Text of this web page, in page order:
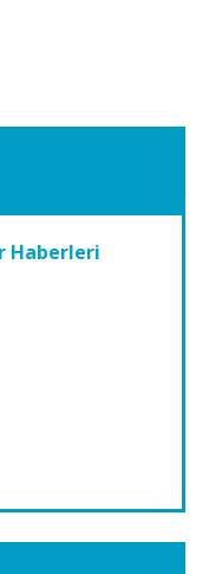
Haberleri